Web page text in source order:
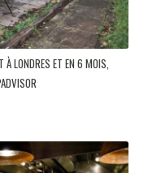
À LONDRES ET EN 6 MOIS,